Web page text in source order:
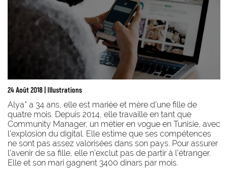
24 Août 2018| Illustrations
Alya* a 34 ans, elle est mariée et mère d’une fille de
quatre mois. Depuis 2014, elle travaille en tant que
Community Manager, un métier en vogue en Tunisie, avec
l’explosion du digital. Elle estime que ses compétences
ne sont pas assez valorisées dans son pays. Pour assurer
l’avenir de sa fille, elle n’exclut pas de partir à l’étranger.
Elle et son mari gagnent 3400 dinars par mois.